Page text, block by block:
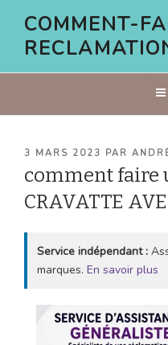
contenu
COMMENT-
PUBLIÉ
3 MARS 2023 PAR
comment faire
CRAVATTE
Service indépendant :
marques. En savoir plus